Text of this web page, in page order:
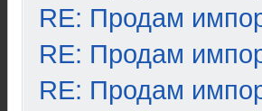
RE: Продам
RE: Продам
RE: Продам